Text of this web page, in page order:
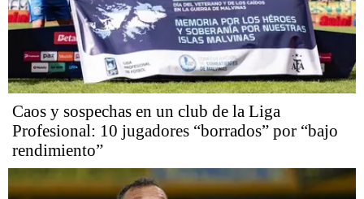
Caos y sospechas en un club de la Liga
Profesional: 10 jugadores “borrados” por “bajo
rendimiento”